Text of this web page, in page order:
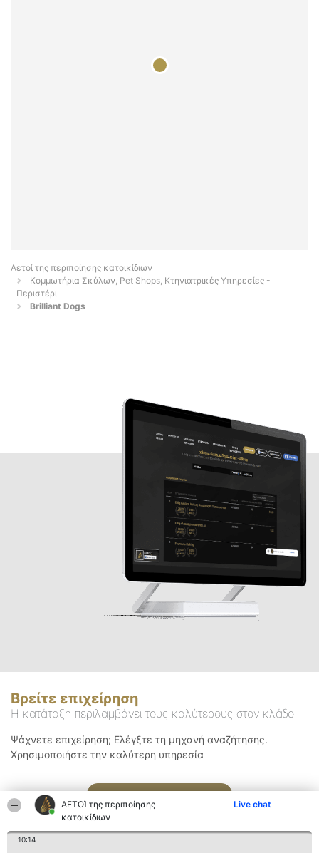
ΑΕΤΟΊ της περιποίησης
κατοικίδιων
Live chat
10:14
Αετοί της περιποίησης κατοικίδιων
Κομμωτήρια Σκύλων, Pet Shops, Κτηνιατρικές Υπηρεσίες -
Περιστέρι
Brilliant Dogs
Βρείτε επιχείρηση
Η κατάταξη περιλαμβάνει τους καλύτερους στον κλάδο
Ψάχνετε επιχείρηση; Ελέγξτε τη μηχανή αναζήτησης.
Χρησιμοποιήστε την καλύτερη υπηρεσία
Αναζήτηση